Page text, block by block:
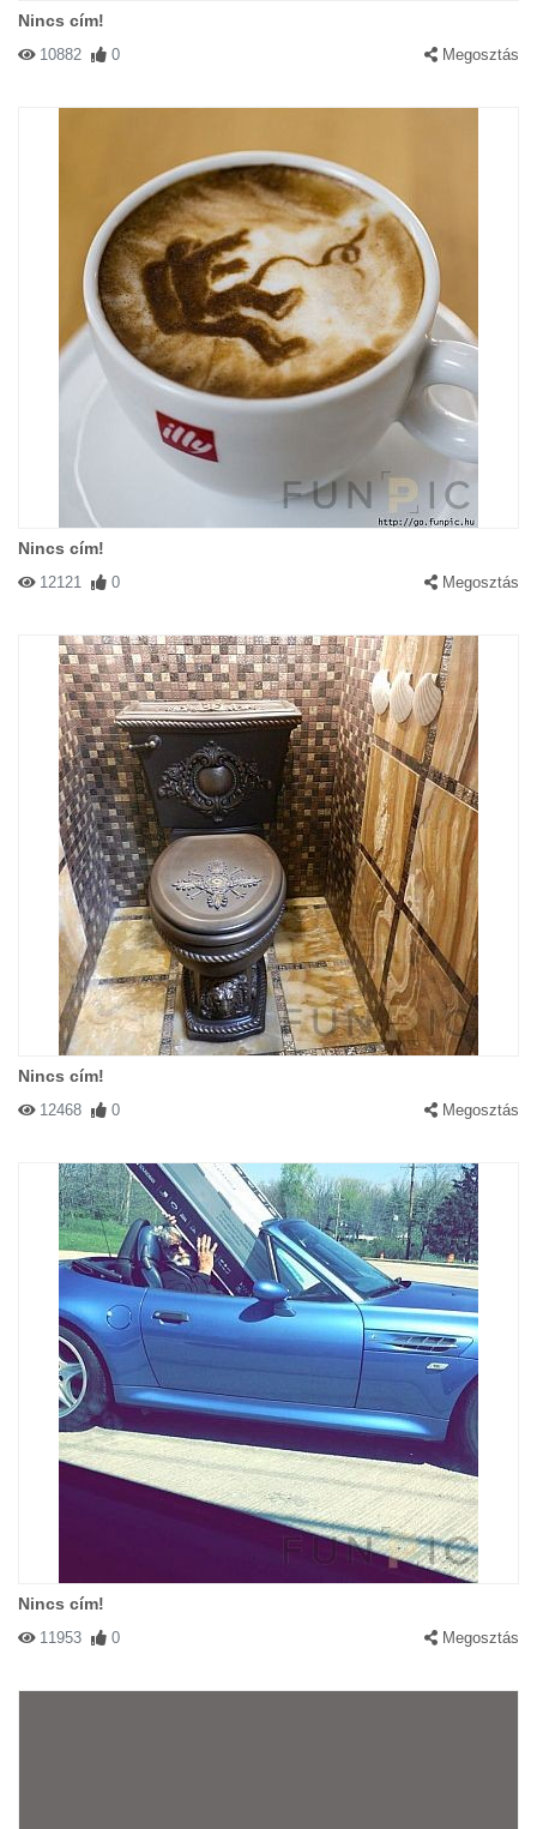
Nincs cím!
10882 0 Megosztás
Nincs cím!
12121 0 Megosztás
Nincs cím!
12468 0 Megosztás
Nincs cím!
11953 0 Megosztás